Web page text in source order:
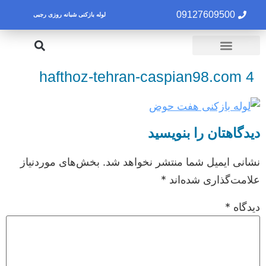
09127609500 لوله بازکنی شبانه روزی رجبی
hafthoz-tehran-caspian98.com 4
دیدگاهتان را بنویسید
نشانی ایمیل شما منتشر نخواهد شد. بخش‌های موردنیاز
علامت‌گذاری شده‌اند *
دیدگاه *